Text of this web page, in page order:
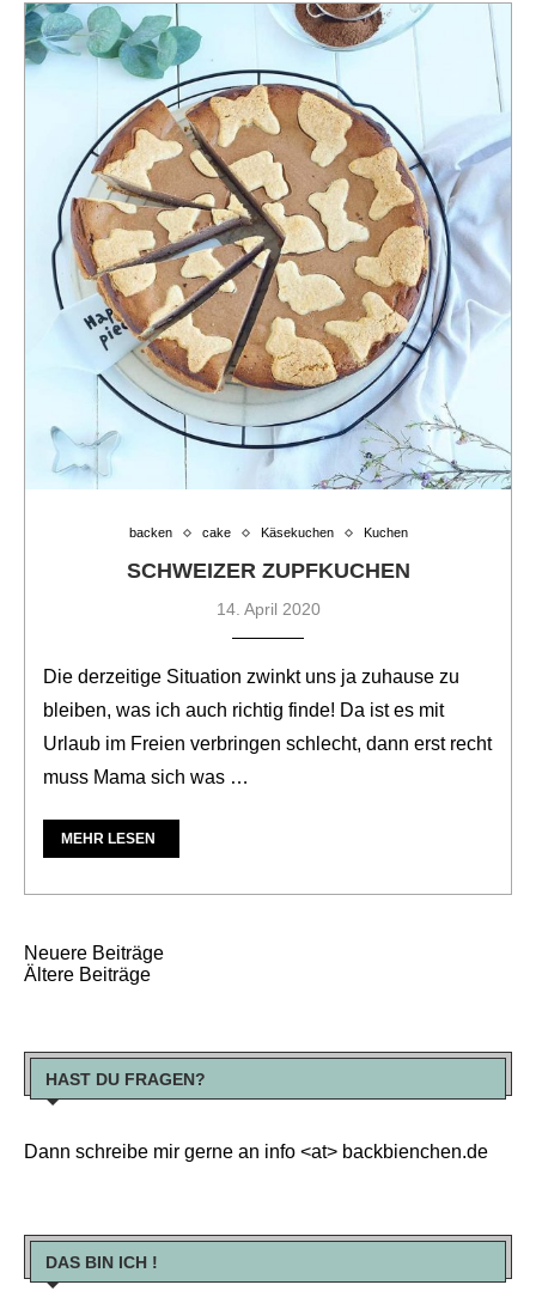
backen cake Käsekuchen Kuchen
SCHWEIZER ZUPFKUCHEN
14. April 2020
Die derzeitige Situation zwinkt uns ja zuhause zu
bleiben, was ich auch richtig finde! Da ist es mit
Urlaub im Freien verbringen schlecht, dann erst recht
muss Mama sich was …
MEHR LESEN
Neuere Beiträge
Ältere Beiträge
HAST DU FRAGEN?
Dann schreibe mir gerne an info <at> backbienchen.de
DAS BIN ICH !